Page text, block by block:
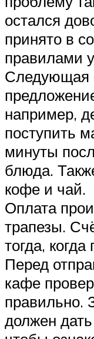
остался
принято в
правилами
Следующая
например,
поступить
минуты
блюда.
кофе и чай.
Оплата
трапезы.
тогда,
Перед
кафе
правильно.
должен